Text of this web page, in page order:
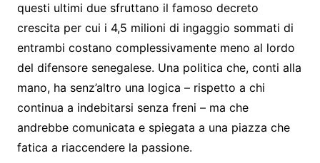
questi ultimi due sfruttano il famoso decreto
crescita per cui i 4,5 milioni di ingaggio sommati di
entrambi costano complessivamente meno al lordo
del difensore senegalese. Una politica che, conti alla
mano, ha senz’altro una logica – rispetto a chi
continua a indebitarsi senza freni – ma che
andrebbe comunicata e spiegata a una piazza che
fatica a riaccendere la passione.